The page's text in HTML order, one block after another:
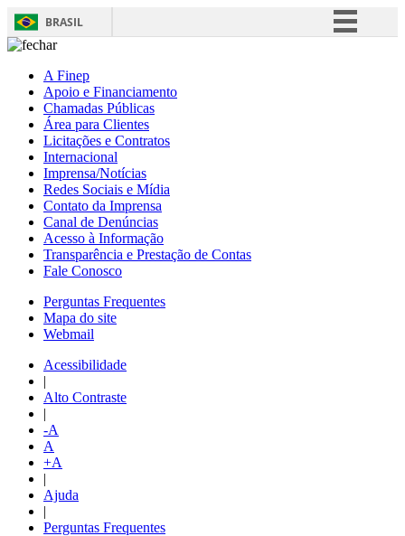
BRASIL
A Finep
Apoio e Financiamento
Chamadas Públicas
Área para Clientes
Licitações e Contratos
Internacional
Imprensa/Notícias
Redes Sociais e Mídia
Contato da Imprensa
Canal de Denúncias
Acesso à Informação
Transparência e Prestação de Contas
Fale Conosco
Perguntas Frequentes
Mapa do site
Webmail
Acessibilidade
|
Alto Contraste
|
-A
A
+A
|
Ajuda
|
Perguntas Frequentes